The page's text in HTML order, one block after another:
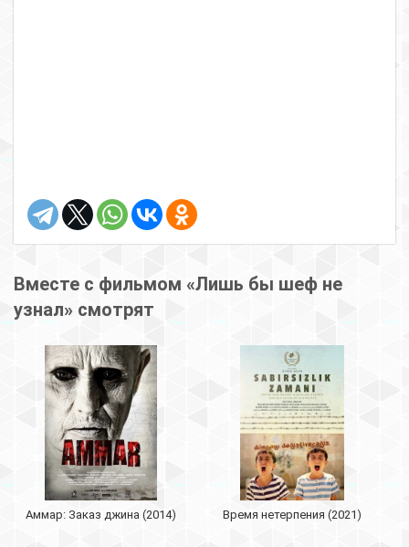
Вместе с фильмом «Лишь бы шеф не
узнал» смотрят
Аммар: Заказ джина (2014) Время нетерпения (2021)